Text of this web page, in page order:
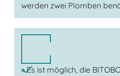
werden zwei Plomben
» Es ist möglich, die